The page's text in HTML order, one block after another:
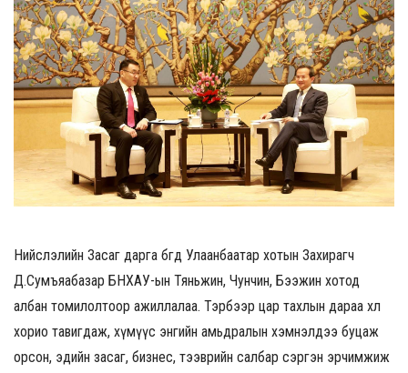
Нийслэлийн Засаг дарга бөгөөд Улаанбаатар хотын Захирагч
Д.Сумъяабазар БНХАУ-ын Тяньжин, Чунчин, Бээжин хотод
албан томилолтоор ажиллалаа. Тэрбээр цар тахлын дараа хөл
хорио тавигдаж, хүмүүс энгийн амьдралын хэмнэлдээ буцаж
орсон, эдийн засаг, бизнес, тээврийн салбар сэргэн эрчимжиж